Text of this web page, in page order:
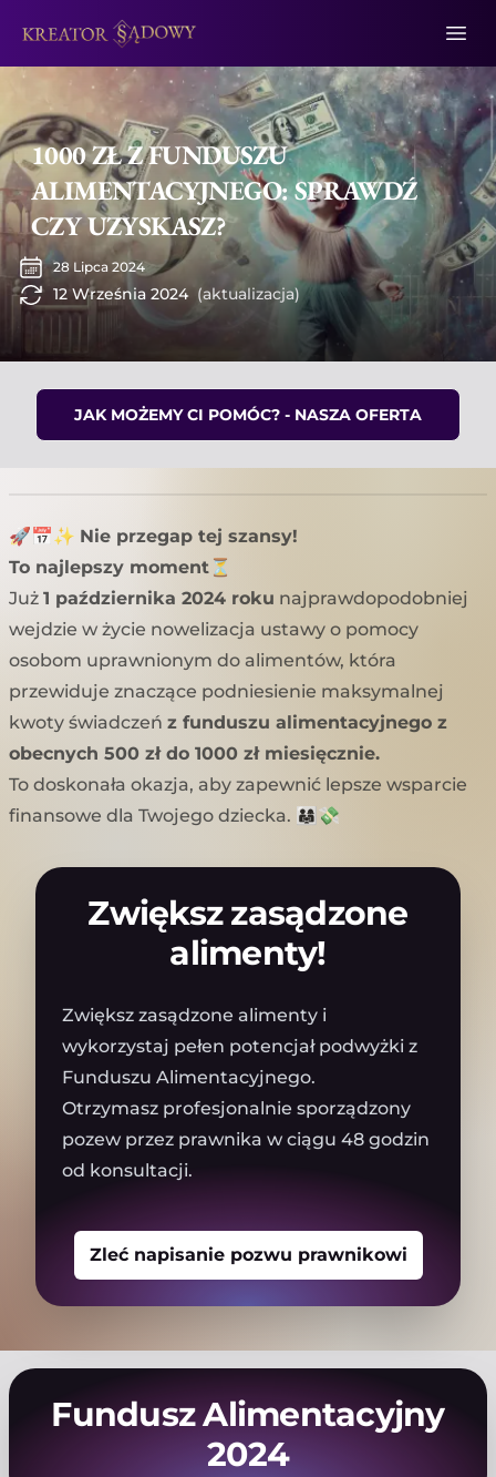
1000 ZŁ Z FUNDUSZU
ALIMENTACYJNEGO: SPRAWDŹ
CZY UZYSKASZ?
28 Lipca 2024
12 Września 2024 (aktualizacja)
JAK MOŻEMY CI POMÓC? - NASZA OFERTA
🚀📅✨ Nie przegap tej szansy!
To najlepszy moment ⏳
Już 1 października 2024 roku najprawdopodobniej
wejdzie w życie nowelizacja ustawy o pomocy
osobom uprawnionym do alimentów, która
przewiduje znaczące podniesienie maksymalnej
kwoty świadczeń z funduszu alimentacyjnego z
obecnych 500 zł do 1000 zł miesięcznie.
To doskonała okazja, aby zapewnić lepsze wsparcie
finansowe dla Twojego dziecka. 👨‍👩‍👧💸
Zwiększ zasądzone
alimenty!
Zwiększ zasądzone alimenty i
wykorzystaj pełen potencjał podwyżki z
Funduszu Alimentacyjnego.
Otrzymasz profesjonalnie sporządzony
pozew przez prawnika w ciągu 48 godzin
od konsultacji.
Zleć napisanie pozwu prawnikowi
Fundusz Alimentacyjny
2024